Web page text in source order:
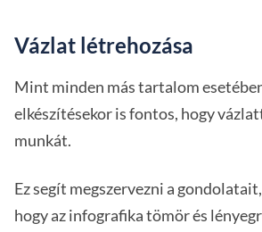
Vázlat létrehozása
Mint minden más tartalom
elkészítésekor is fontos, hogy
munkát.
Ez segít megszervezni a
hogy az infografika tömör és